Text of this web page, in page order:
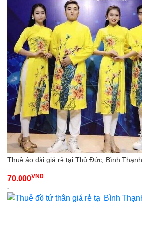
Thuê áo dài giá rẻ tại Thủ Đức, Bình Thạnh
70.000VND
-